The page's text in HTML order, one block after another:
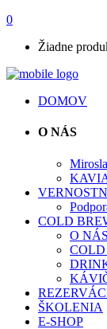
0
Žiadne
DOMOV
O NÁS
COLD
O NÁS
ŠKOLENIA
E-SHOP